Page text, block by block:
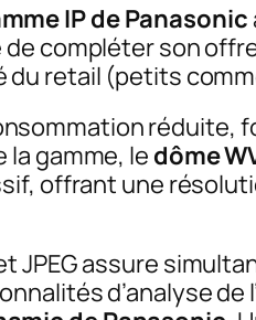
IP de Panasonic
compléter son
retail (petits
la gamme, le dôme
offrant une
JPEG assure
d’analyse